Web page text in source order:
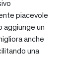
piacevole
aggiunge un
anche
una